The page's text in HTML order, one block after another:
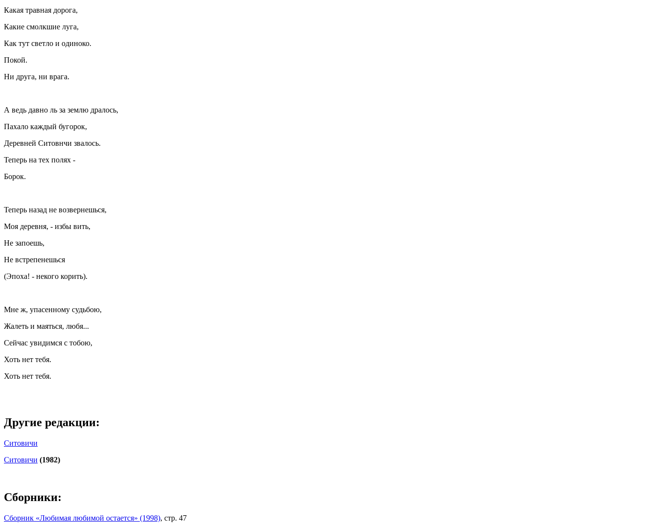
Какая травная дорога,
Какие смолкшие луга,
Как тут светло и одиноко.
Покой.
Ни друга, ни врага.
А ведь давно ль за землю дралось,
Пахало каждый бугорок,
Деревней Ситовнчи звалось.
Теперь на тех полях -
Борок.
Теперь назад не возвернешься,
Моя деревня, - избы вить,
Не запоешь,
Не встрепенешься
(Эпоха! - некого корить).
Мне ж, упасенному судьбою,
Жалеть и маяться, любя...
Сейчас увидимся с тобою,
Хоть нет тебя.
Хоть нет тебя.
Другие редакции:
Ситовичи
Ситовичи (1982)
Сборники:
Сборник «Любимая любимой остается» (1998), стр. 47